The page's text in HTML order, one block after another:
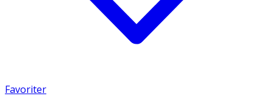
Favoriter